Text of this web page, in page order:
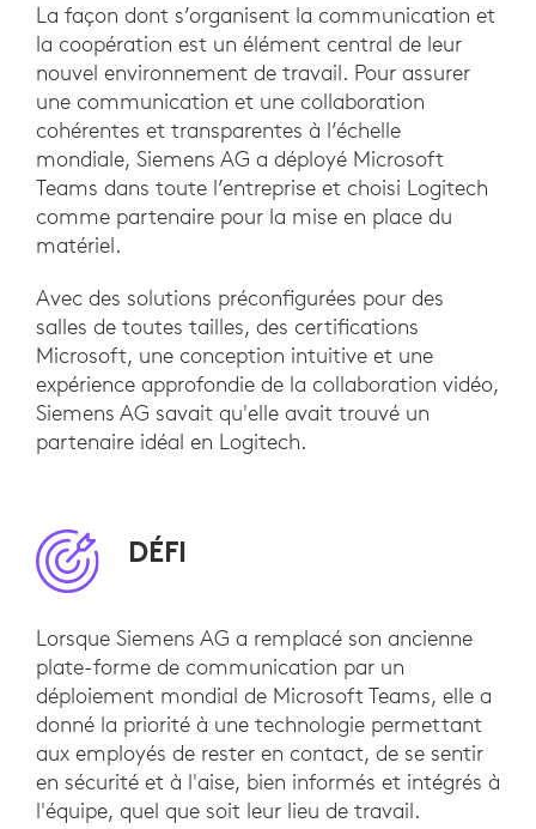
La façon dont s’organisent la communication et
la coopération est un élément central de leur
nouvel environnement de travail. Pour assurer
une communication et une collaboration
cohérentes et transparentes à l’échelle
mondiale, Siemens AG a déployé Microsoft
Teams dans toute l’entreprise et choisi Logitech
comme partenaire pour la mise en place du
matériel.
Avec des solutions préconfigurées pour des
salles de toutes tailles, des certifications
Microsoft, une conception intuitive et une
expérience approfondie de la collaboration vidéo,
Siemens AG savait qu'elle avait trouvé un
partenaire idéal en Logitech.
DÉFI
Lorsque Siemens AG a remplacé son ancienne
plate-forme de communication par un
déploiement mondial de Microsoft Teams, elle a
donné la priorité à une technologie permettant
aux employés de rester en contact, de se sentir
en sécurité et à l'aise, bien informés et intégrés à
l'équipe, quel que soit leur lieu de travail.